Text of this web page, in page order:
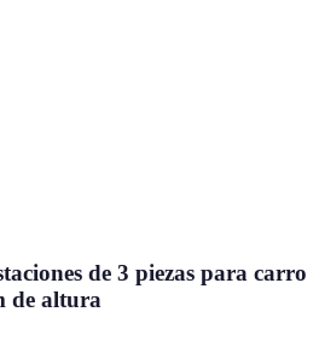
de 3 piezas para carro
de altura